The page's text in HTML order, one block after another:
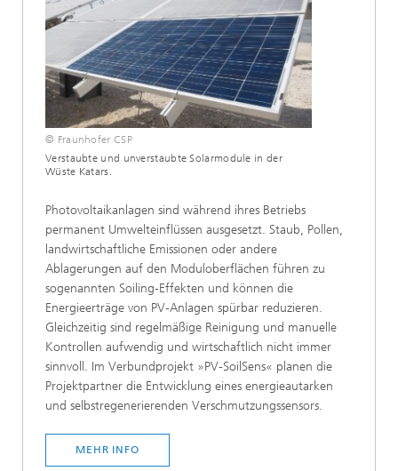
© Fraunhofer CSP
Verstaubte und unverstaubte Solarmodule in der
Wüste Katars.
Photovoltaikanlagen sind während ihres Betriebs
permanent Umwelteinflüssen ausgesetzt. Staub, Pollen,
landwirtschaftliche Emissionen oder andere
Ablagerungen auf den Moduloberflächen führen zu
sogenannten Soiling-Effekten und können die
Energieerträge von PV-Anlagen spürbar reduzieren.
Gleichzeitig sind regelmäßige Reinigung und manuelle
Kontrollen aufwendig und wirtschaftlich nicht immer
sinnvoll. Im Verbundprojekt »PV-SoilSens« planen die
Projektpartner die Entwicklung eines energieautarken
und selbstregenerierenden Verschmutzungssensors.
MEHR INFO